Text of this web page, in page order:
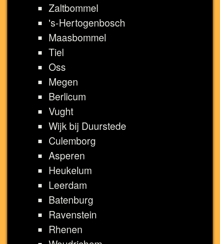
Zaltbommel
's-Hertogenbosch
Maasbommel
Tiel
Oss
Megen
Berlicum
Vught
Wijk bij Duurstede
Culemborg
Asperen
Heukelum
Leerdam
Batenburg
Ravenstein
Rhenen